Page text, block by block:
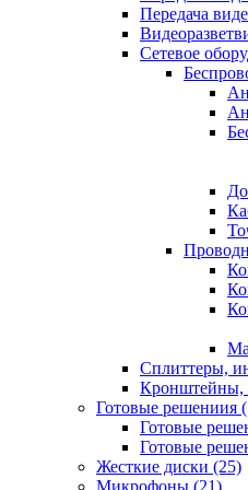
Передача
Сетевое
Сплиттеры,
Кронштейны,
Готовые решениия
Готовые
Готовые
Жесткие диски (25)
Микрофоны (21)